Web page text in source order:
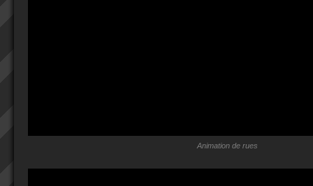
Animation de rues